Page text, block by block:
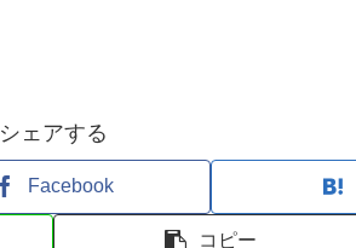
シェアする
Facebook
コピー